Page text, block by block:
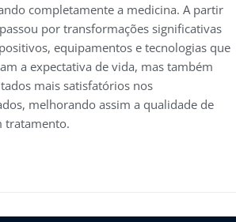
completamente a medicina. A partir
por transformações significativas
equipamentos e tecnologias que
a expectativa de vida, mas também
mais satisfatórios nos
melhorando assim a qualidade de
tratamento.